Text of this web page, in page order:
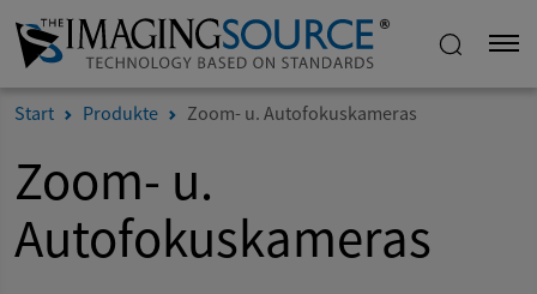
Start Produkte Zoom- u. Autofokuskameras
Zoom- u.
Autofokuskameras